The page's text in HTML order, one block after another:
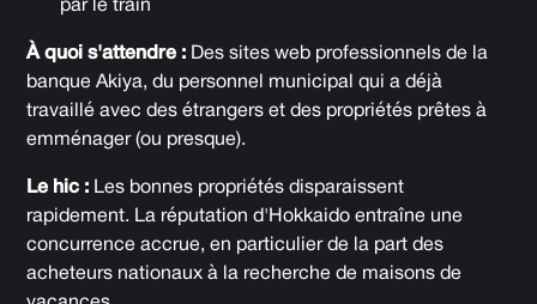
par le train
À quoi s'attendre : Des sites web professionnels de la
banque Akiya, du personnel municipal qui a déjà
travaillé avec des étrangers et des propriétés prêtes à
emménager (ou presque).
Le hic : Les bonnes propriétés disparaissent
rapidement. La réputation d'Hokkaido entraîne une
concurrence accrue, en particulier de la part des
acheteurs nationaux à la recherche de maisons de